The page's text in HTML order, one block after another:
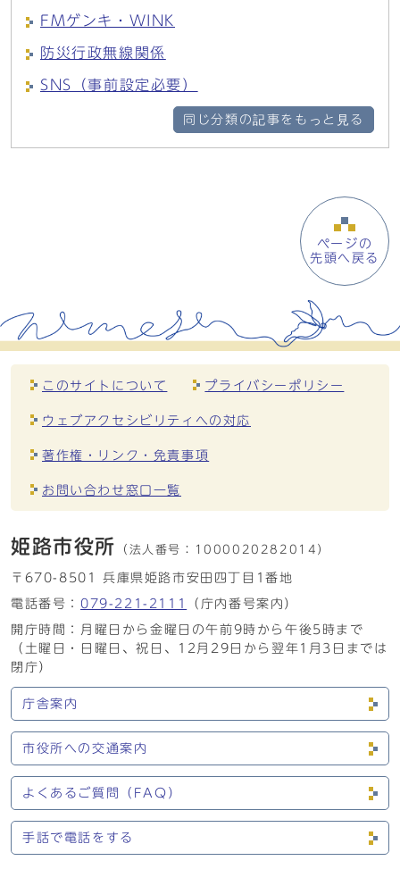
FMゲンキ・WINK
防災行政無線関係
SNS（事前設定必要）
同じ分類の記事をもっと見る
ページの
先頭へ戻る
このサイトについて プライバシーポリシー
ウェブアクセシビリティへの対応
著作権・リンク・免責事項
お問い合わせ窓口一覧
姫路市役所 （法人番号： 1000020282014）
〒670-8501 兵庫県姫路市安田四丁目1番地
電話番号： 079-221-2111
（庁内番号案内）
開庁時間：月曜日から金曜日の午前9時から午後5時まで
（土曜日・日曜日、祝日、12月29日から翌年1月3日までは
閉庁）
庁舎案内
市役所への交通案内
よくあるご質問（FAQ）
手話で電話をする